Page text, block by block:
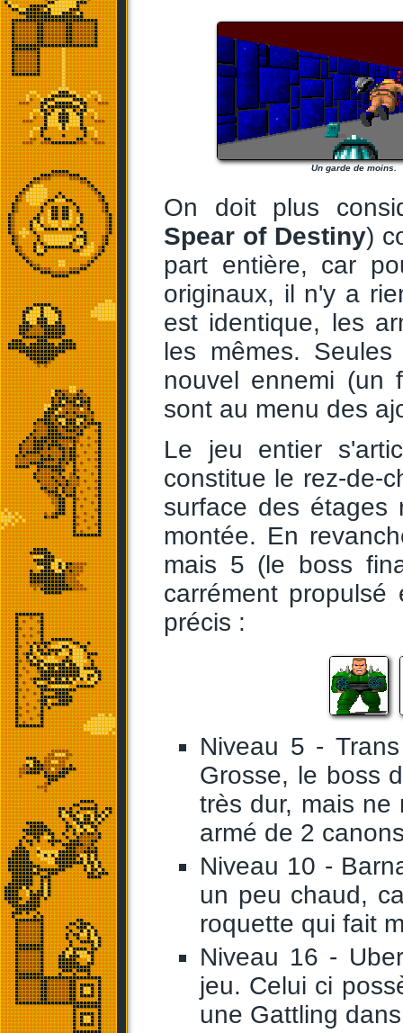
Un garde de moins.
On doit plus
Spear of Destiny)
part entière, car
originaux, il n'y a
est identique, les
les mêmes.
nouvel ennemi (un
sont au menu des
Le jeu entier
constitue le rez-de-
surface des
montée. En
mais 5 (le boss
carrément
précis :
Niveau 5 -
Grosse, le boss
très dur, mais ne
armé de 2
Niveau 10 -
un peu chaud,
roquette qui fait
Niveau 16 -
jeu. Celui ci
une Gattling